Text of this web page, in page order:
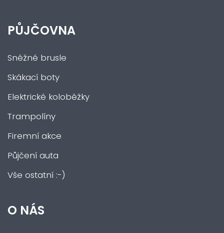
PŮJČOVNA
Sněžné brusle
Skákací boty
Elektrické koloběžky
Trampolíny
Firemní akce
Půjčení auta
Vše ostatní :-)
O NÁS